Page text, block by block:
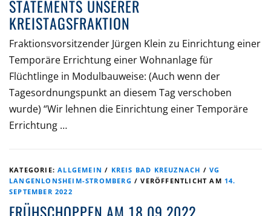
STATEMENTS UNSERER
KREISTAGSFRAKTION
Fraktionsvorsitzender Jürgen Klein zu Einrichtung einer
Temporäre Errichtung einer Wohnanlage für
Flüchtlinge in Modulbauweise: (Auch wenn der
Tagesordnungspunkt an diesem Tag verschoben
wurde) “Wir lehnen die Einrichtung einer Temporäre
Errichtung …
KATEGORIE:ALLGEMEIN / KREIS BAD KREUZNACH /VG
LANGENLONSHEIM-STROMBERG /VERÖFFENTLICHT AM 14.
SEPTEMBER 2022